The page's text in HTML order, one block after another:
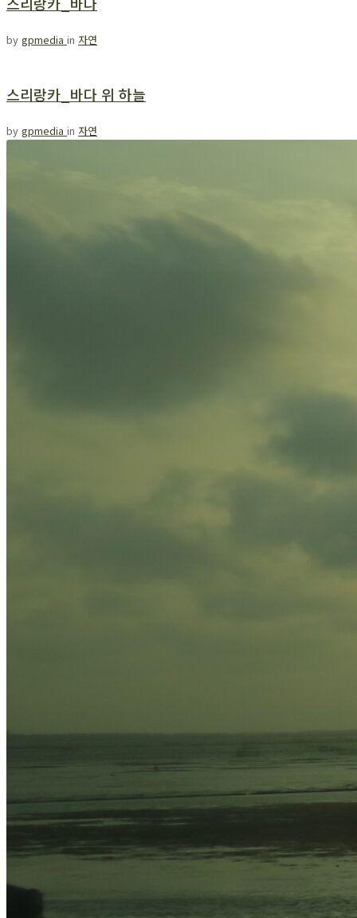
by gpmedia in 자연
스리랑카_바다 위 하늘
by gpmedia in 자연